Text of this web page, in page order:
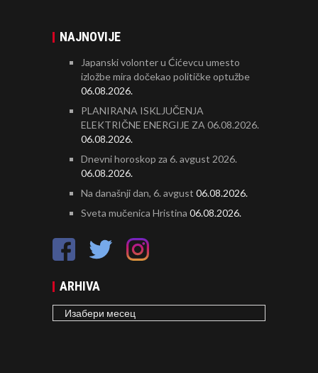
NAJNOVIJE
Japanski volonter u Ćićevcu umesto
izložbe mira dočekao političke optužbe
06.08.2026.
PLANIRANA ISKLJUČENJA
ELEKTRIČNE ENERGIJE ZA 06.08.2026.
06.08.2026.
Dnevni horoskop za 6. avgust 2026.
06.08.2026.
Na današnji dan, 6. avgust 06.08.2026.
Sveta mučenica Hristina 06.08.2026.
ARHIVA
ARHIVA